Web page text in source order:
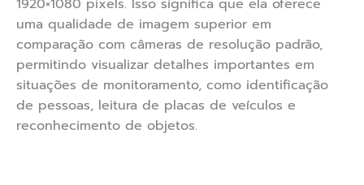
1920×1080 pixels. Isso significa que ela oferece
uma qualidade de imagem superior em
comparação com câmeras de resolução padrão,
permitindo visualizar detalhes importantes em
situações de monitoramento, como identificação
de pessoas, leitura de placas de veículos e
reconhecimento de objetos.